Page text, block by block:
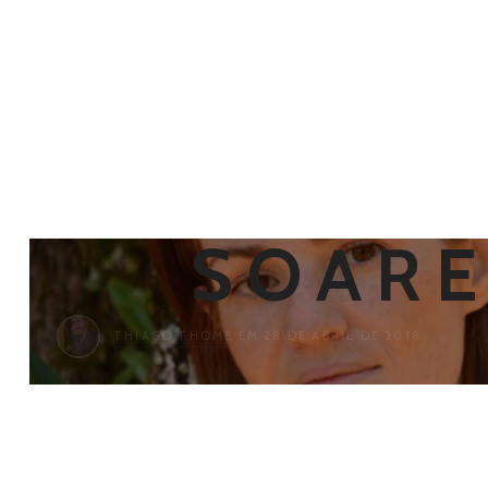
THIAGO THOMÉ EM 28 DE ABRIL DE 2018